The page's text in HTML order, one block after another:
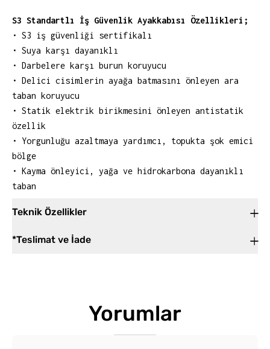
S3 Standartlı İş Güvenlik Ayakkabısı Özellikleri;
• S3 iş güvenliği sertifikalı
• Suya karşı dayanıklı
• Darbelere karşı burun koruyucu
• Delici cisimlerin ayağa batmasını önleyen ara
taban koruyucu
• Statik elektrik birikmesini önleyen antistatik
özellik
• Yorgunluğu azaltmaya yardımcı, topukta şok emici
bölge
• Kayma önleyici, yağa ve hidrokarbona dayanıklı
taban
Teknik Özellikler
*Teslimat ve İade
Yorumlar